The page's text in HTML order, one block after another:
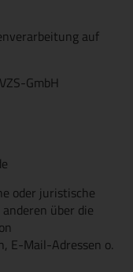
auf
GmbH
oder juristische
über die
E-Mail-Adressen o.